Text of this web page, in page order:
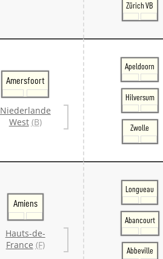
Zürich VB
Amersfoort
Niederlande
West (B)
Apeldoorn
Hilversum
Zwolle
Amiens
Hauts-de-
France (F)
Longueau
Abancourt
Abbeville